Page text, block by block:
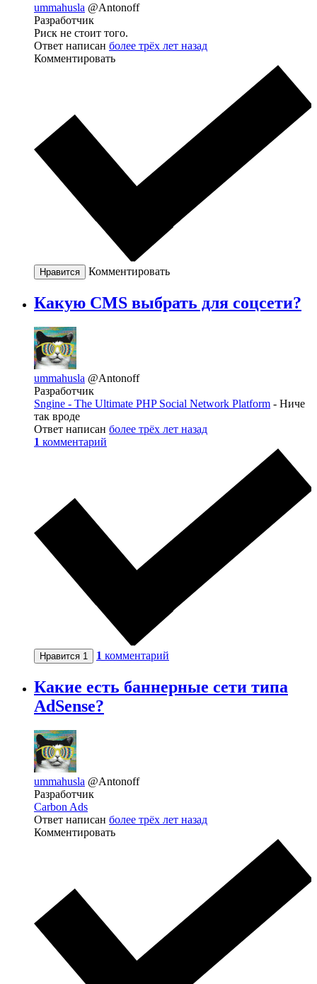
ummahusla @Antonoff
Разработчик
Риск не стоит того.
Ответ написан более трёх лет назад
Комментировать
Нравится Комментировать
Какую CMS выбрать для соцсети?
ummahusla @Antonoff
Разработчик
Sngine - The Ultimate PHP Social Network Platform - Ниче
так вроде
Ответ написан более трёх лет назад
1 комментарий
Нравится 1 1 комментарий
Какие есть баннерные сети типа
AdSense?
ummahusla @Antonoff
Разработчик
Carbon Ads
Ответ написан более трёх лет назад
Комментировать